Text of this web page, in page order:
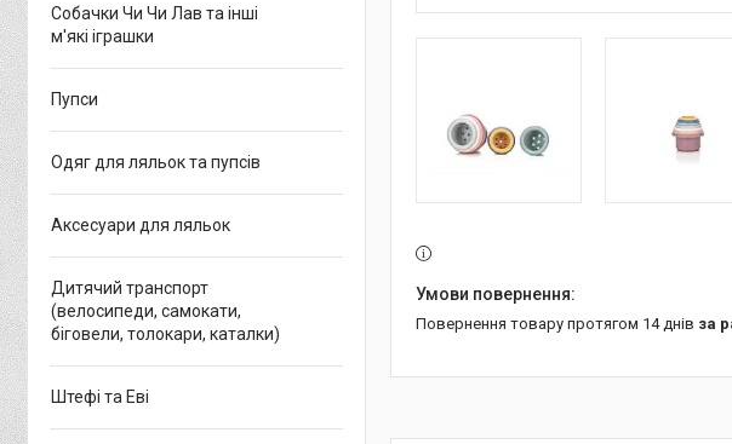
повернення товару протягом 14 днів за
Собачки Чи Чи Лав та інші
м'які іграшки
Пупси
Одяг для ляльок та пупсів
Аксесуари для ляльок
Дитячий транспорт
(велосипеди, самокати,
біговели, толокари, каталки)
Штефі та Еві